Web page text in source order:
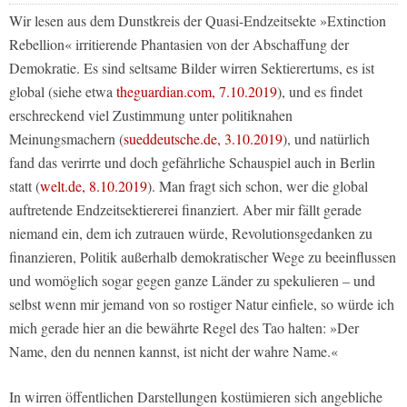
Wir lesen aus dem Dunstkreis der Quasi-Endzeitsekte »Extinction
Rebellion« irritierende Phantasien von der Abschaffung der
Demokratie. Es sind seltsame Bilder wirren Sektierertums, es ist
global (siehe etwa theguardian.com, 7.10.2019), und es findet
erschreckend viel Zustimmung unter politiknahen
Meinungsmachern (sueddeutsche.de, 3.10.2019), und natürlich
fand das verirrte und doch gefährliche Schauspiel auch in Berlin
statt (welt.de, 8.10.2019). Man fragt sich schon, wer die global
auftretende Endzeitsektiererei finanziert. Aber mir fällt gerade
niemand ein, dem ich zutrauen würde, Revolutionsgedanken zu
finanzieren, Politik außerhalb demokratischer Wege zu beeinflussen
und womöglich sogar gegen ganze Länder zu spekulieren – und
selbst wenn mir jemand von so rostiger Natur einfiele, so würde ich
mich gerade hier an die bewährte Regel des Tao halten: »Der
Name, den du nennen kannst, ist nicht der wahre Name.«
In wirren öffentlichen Darstellungen kostümieren sich angebliche